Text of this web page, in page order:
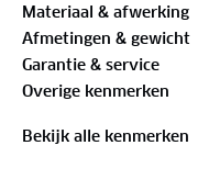
verkrijgbaar in kaki,
jouw zomerse
en kies voor de Maio
Materiaal & afwerking
Afmetingen & gewicht
Garantie & service
Overige kenmerken
Bekijk alle kenmerken